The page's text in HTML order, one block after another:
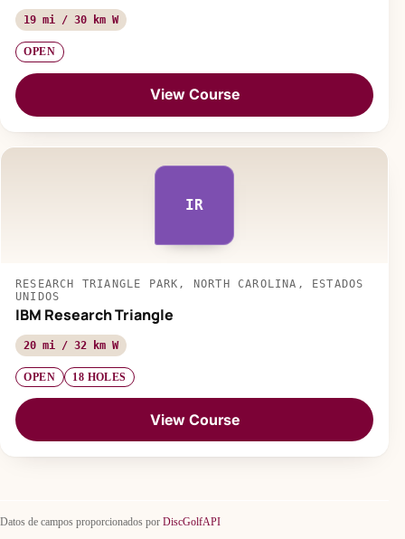
19 mi / 30 km W
OPEN
View Course
IR
RESEARCH TRIANGLE PARK, NORTH CAROLINA, ESTADOS
UNIDOS
IBM Research Triangle
20 mi / 32 km W
OPEN 18 HOLES
View Course
Datos de campos proporcionados por DiscGolfAPI